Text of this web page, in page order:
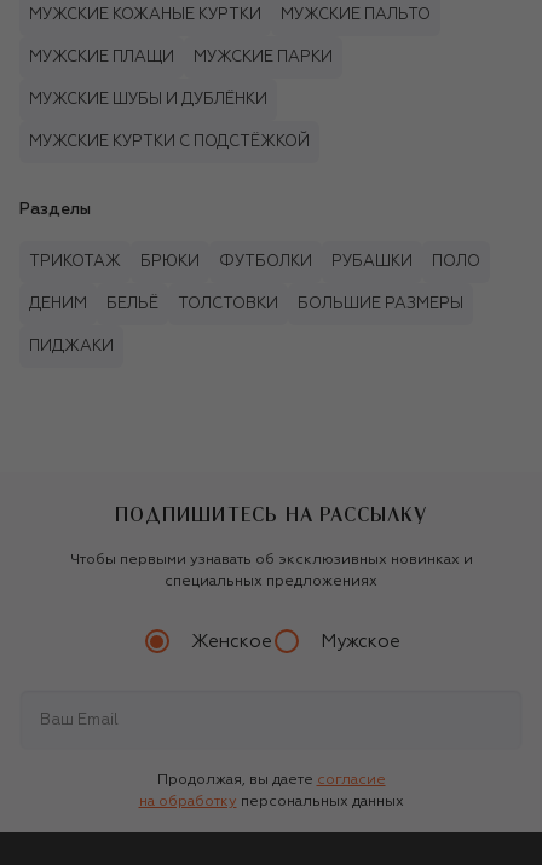
МУЖСКИЕ КОЖАНЫЕ КУРТКИ МУЖСКИЕ ПАЛЬТО
МУЖСКИЕ ПЛАЩИ МУЖСКИЕ ПАРКИ
МУЖСКИЕ ШУБЫ И ДУБЛЁНКИ
МУЖСКИЕ КУРТКИ С ПОДСТЁЖКОЙ
Разделы
ТРИКОТАЖ БРЮКИ ФУТБОЛКИ РУБАШКИ ПОЛО
ДЕНИМ БЕЛЬЁ ТОЛСТОВКИ БОЛЬШИЕ РАЗМЕРЫ
ПИДЖАКИ
ПОДПИШИТЕСЬ НА РАССЫЛКУ
Чтобы первыми узнавать об эксклюзивных новинках и
специальных предложениях
Женское Мужское
Продолжая, вы даете согласие
на обработку персональных данных